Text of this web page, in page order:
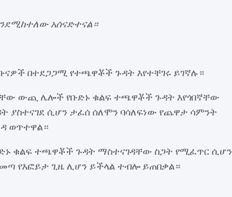
አሰናድተናል።
በተደጋጋሚ የተጫዋቾች ጉዳት እየተቸገሩ ይገኛሉ።
ውጪ ሌሎች የቡድኑ ቁልፍ ተጫዋቾች ጉዳት እየጎበኛቸው
ያስተናገደ ሲሆን ታፈሰ ሰለሞን ባሳለፍነው የጨዋታ ሳምንት
ወጥተዋል።
ቁልፍ ተጫዋቾች ጉዳት ማስተናገዳቸው ስጋት የሚፈጥር ሲሆን
የእፎይታ ጊዜ ሊሆን ይችላል ተብሎ ይጠበቃል።